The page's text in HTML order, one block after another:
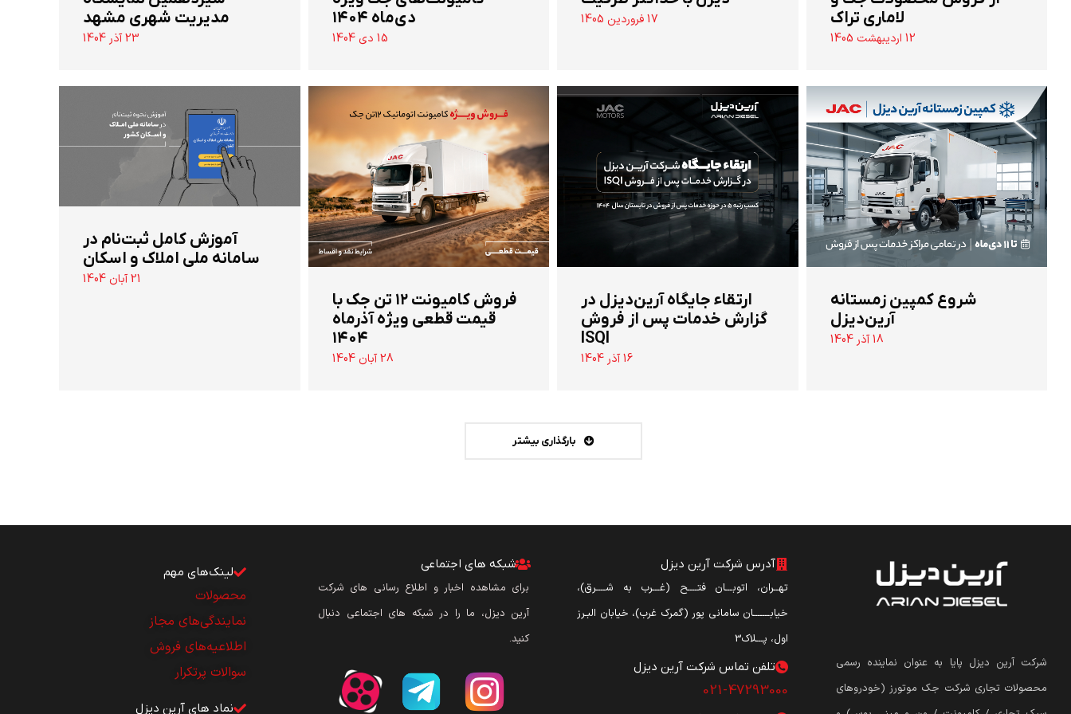
لاماری تراک
12 اردیبهشت 1405
17 فروردین 1405
دی‌ماه ۱۴۰۴
15 دی 1404
مدیریت شهری مشهد
23 آذر 1404
شروع کمپین زمستانه
آرین‌دیزل
18 آذر 1404
ارتقاء جایگاه آرین‌دیزل در
گزارش خدمات پس از فروش
ISQI
16 آذر 1404
‌فروش کامیونت ۱۲ تن جک با
قیمت قطعی ویژه آذرماه
۱۴۰۴
28 آبان 1404
آموزش کامل ثبت‌نام در
سامانه ملی املاک و اسکان
21 آبان 1404
بارگذاری بیشتر
شرکت آرین دیزل پایا به عنوان نماینده رسمی
محصولات تجاری شرکت جک موتورز (خودروهای
آدرس شرکت آرین دیزل
تهــران، اتوبـــان فتــــح (غـــرب به شــــرق)،
خیابـــــــان سامانی پور (گمرک غرب)، خیابان البـرز
اول، پـــلاک3
تلفن تماس شرکت آرین دیزل​
021-47293000
شبکه های اجتماعی
برای مشاهده اخبار و اطلاع رسانی های شرکت
آرین دیزل، ما را در شبکه های اجتماعی دنبال
کنید.
لینک‌های مهم
محصولات
نمایندگی‌های مجاز
اطلاعیه‌های فروش
سوالات پرتکرار
نماد های آرین دیزل